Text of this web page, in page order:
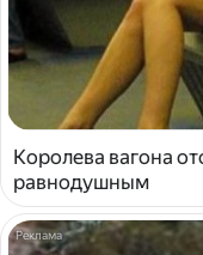
Королева вагона
равнодушным